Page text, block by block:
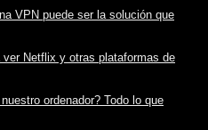
VPN puede ser la solución que
Netflix y otras plataformas de
ordenador? Todo lo que